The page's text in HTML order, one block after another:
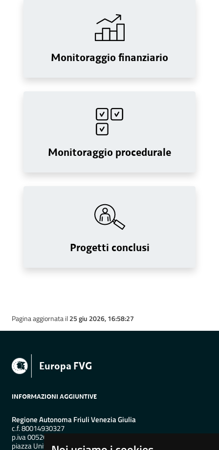
Monitoraggio finanziario
Monitoraggio procedurale
Progetti conclusi
Pagina aggiornata il25 giu 2026, 16:58:27
Europa FVG
INFORMAZIONI AGGIUNTIVE
Regione Autonoma Friuli Venezia Giulia
c.f. 80014930327
p.iva 00526040324
piazza Unità d'Italia 1 Trieste